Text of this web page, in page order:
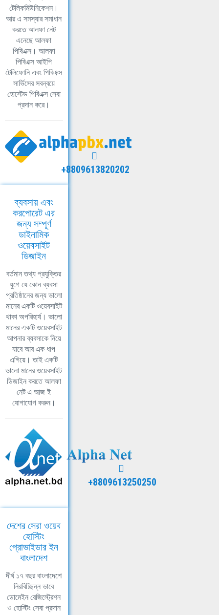
টেলিকমিউনিকেশন।
আর এ সমস্যার সমাধান
করতে আলফা নেট
এনেছে আলফা
পিবিএক্স। আলফা
পিবিএক্স আইপি
টেলিফোনি এবং পিবিএক্স
সার্ভিসের সবন্বয়ে
হোস্টেড পিবিএক্স সেবা
প্রদান করে।
+8809613820202
ব্যবসায় এবং
করপোরেট এর
জন্য সম্পূর্ণ
ডাইনামিক
ওয়েবসাইট
ডিজাইন
বর্তমান তথ্য প্রযুক্তির
যুগে যে কোন ব্যবসা
প্রতিষ্ঠানের জন্য ভালো
মানের একটি ওয়েবসাইট
থাকা অপরিহার্য। ভালো
মানের একটি ওয়েবসাইট
আপনার ব্যবসাকে নিয়ে
যাবে আর এক ধাপ
এগিয়ে। তাই একটি
ভালো মানের ওয়েবসাইট
ডিজাইন করতে আলফা
নেট এ আজ ই
যোগাযোগ করুন।
+8809613250250
দেশের সেরা ওয়েব
হোস্টিং
প্রোভাইডার ইন
বাংলাদেশ
দীর্ঘ ১৭ বছর বাংলাদেশে
নিরবিচ্ছিন্ন ভাবে
ডোমেইন রেজিস্ট্রেশন
ও হোস্টিং সেবা প্রদান